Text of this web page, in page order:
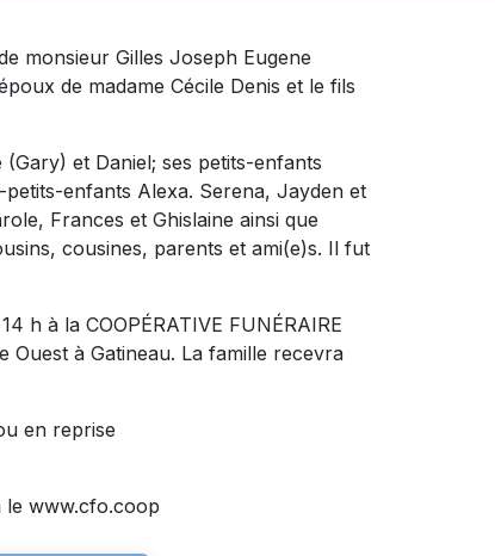
monsieur Gilles Joseph Eugene
de madame Cécile Denis et le fils
et Daniel; ses petits-enfants
enfants Alexa. Serena, Jayden et
Frances et Ghislaine ainsi que
cousines, parents et ami(e)s. Il fut
h à la COOPÉRATIVE FUNÉRAIRE
Ouest à Gatineau. La famille recevra
en reprise
le www.cfo.coop